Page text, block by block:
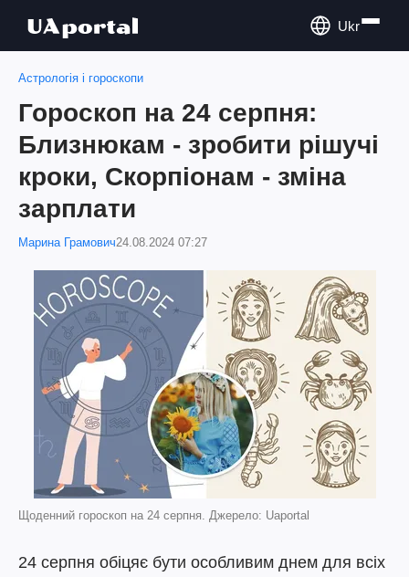
Ukr
Астрологія і гороскопи
Гороскоп на 24 серпня:
Близнюкам - зробити рішучі
кроки, Скорпіонам - зміна
зарплати
Марина Грамович24.08.2024 07:27
Щоденний гороскоп на 24 серпня. Джерело: Uaportal
24 серпня обіцяє бути особливим днем для всіх